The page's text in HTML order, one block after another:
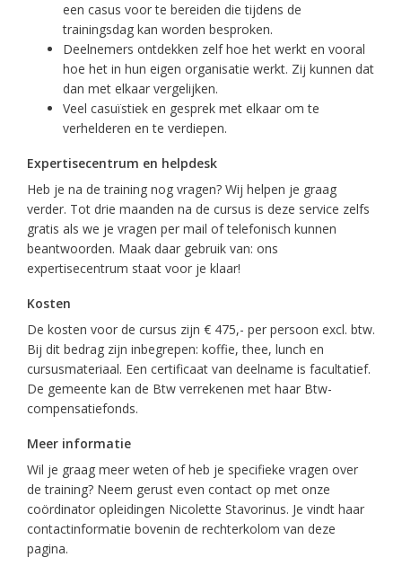
een casus voor te bereiden die tijdens de
trainingsdag kan worden besproken.
Deelnemers ontdekken zelf hoe het werkt en vooral
hoe het in hun eigen organisatie werkt. Zij kunnen dat
dan met elkaar vergelijken.
Veel casuïstiek en gesprek met elkaar om te
verhelderen en te verdiepen.
Expertisecentrum en helpdesk
Heb je na de training nog vragen? Wij helpen je graag
verder. Tot drie maanden na de cursus is deze service zelfs
gratis als we je vragen per mail of telefonisch kunnen
beantwoorden. Maak daar gebruik van: ons
expertisecentrum staat voor je klaar!
Kosten
De kosten voor de cursus zijn € 475,- per persoon excl. btw.
Bij dit bedrag zijn inbegrepen: koffie, thee, lunch en
cursusmateriaal. Een certificaat van deelname is facultatief.
De gemeente kan de Btw verrekenen met haar Btw-
compensatiefonds.
Meer informatie
Wil je graag meer weten of heb je specifieke vragen over
de training? Neem gerust even contact op met onze
coördinator opleidingen Nicolette Stavorinus. Je vindt haar
contactinformatie bovenin de rechterkolom van deze
pagina.